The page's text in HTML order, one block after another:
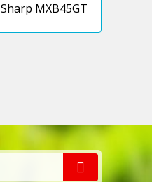
Sharp MXB45GT